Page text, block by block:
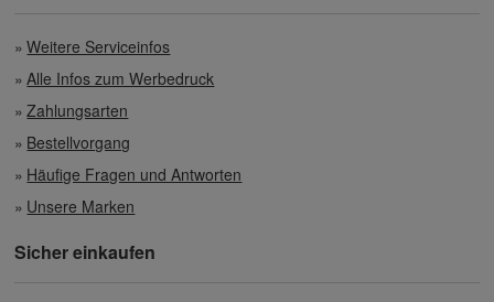
Weitere Serviceinfos
Alle Infos zum Werbedruck
Zahlungsarten
Bestellvorgang
Häufige Fragen und Antworten
Unsere Marken
Sicher einkaufen